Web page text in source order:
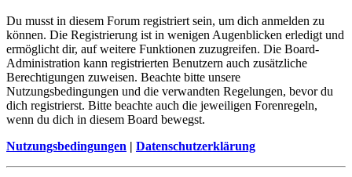
Du musst in diesem Forum registriert sein, um dich anmelden zu
können. Die Registrierung ist in wenigen Augenblicken erledigt und
ermöglicht dir, auf weitere Funktionen zuzugreifen. Die Board-
Administration kann registrierten Benutzern auch zusätzliche
Berechtigungen zuweisen. Beachte bitte unsere
Nutzungsbedingungen und die verwandten Regelungen, bevor du
dich registrierst. Bitte beachte auch die jeweiligen Forenregeln,
wenn du dich in diesem Board bewegst.
Nutzungsbedingungen | Datenschutzerklärung